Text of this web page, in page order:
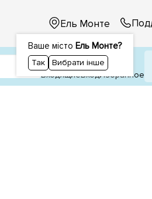
Ель Монте
Ваше місто Ель Монте?
Так Вибрати інше
1
ВходящиеВходИзбранное